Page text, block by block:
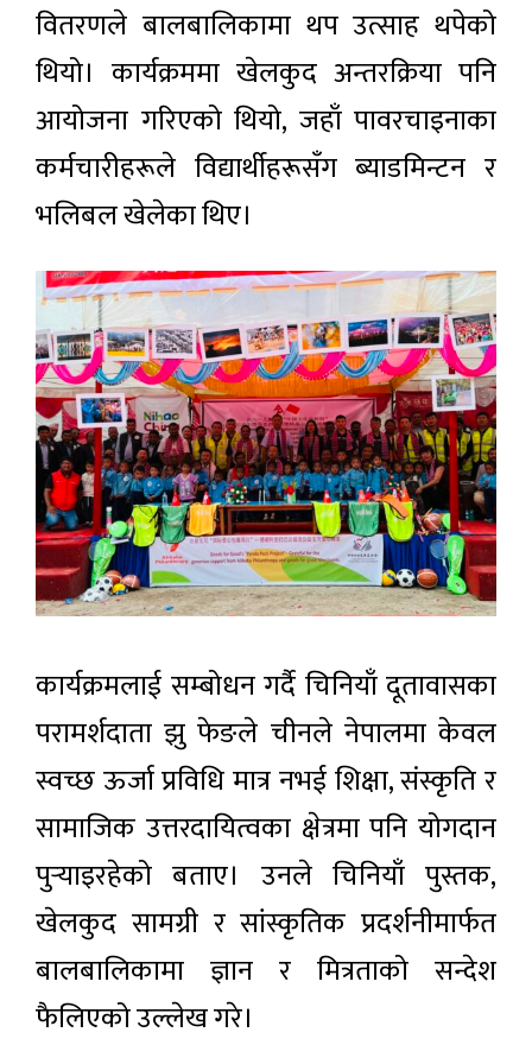
वितरणले बालबालिकामा थप उत्साह थपेको
थियो। कार्यक्रममा खेलकुद अन्तरक्रिया पनि
आयोजना गरिएको थियो, जहाँ पावरचाइनाका
कर्मचारीहरूले विद्यार्थीहरूसँग ब्याडमिन्टन र
भलिबल खेलेका थिए।
कार्यक्रमलाई सम्बोधन गर्दै चिनियाँ दूतावासका
परामर्शदाता झु फेङले चीनले नेपालमा केवल
स्वच्छ ऊर्जा प्रविधि मात्र नभई शिक्षा, संस्कृति र
सामाजिक उत्तरदायित्वका क्षेत्रमा पनि योगदान
पुर्‍याइरहेको बताए। उनले चिनियाँ पुस्तक,
खेलकुद सामग्री र सांस्कृतिक प्रदर्शनीमार्फत
बालबालिकामा ज्ञान र मित्रताको सन्देश
फैलिएको उल्लेख गरे।